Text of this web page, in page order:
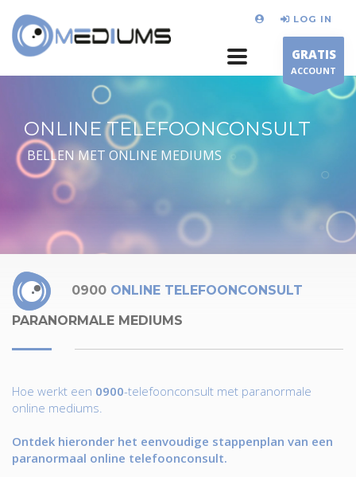
LOG IN
GRATIS
ACCOUNT
ONLINE TELEFOONCONSULT
BELLEN MET ONLINE MEDIUMS
0900 ONLINE TELEFOONCONSULT
PARANORMALE MEDIUMS
Hoe werkt een 0900-telefoonconsult met paranormale
online mediums.
Ontdek hieronder het eenvoudige stappenplan van een
paranormaal online telefoonconsult.